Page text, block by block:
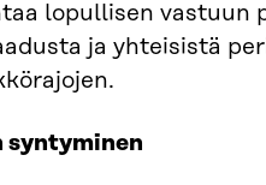
lopullisen vastuun
ja yhteisistä
syntyminen